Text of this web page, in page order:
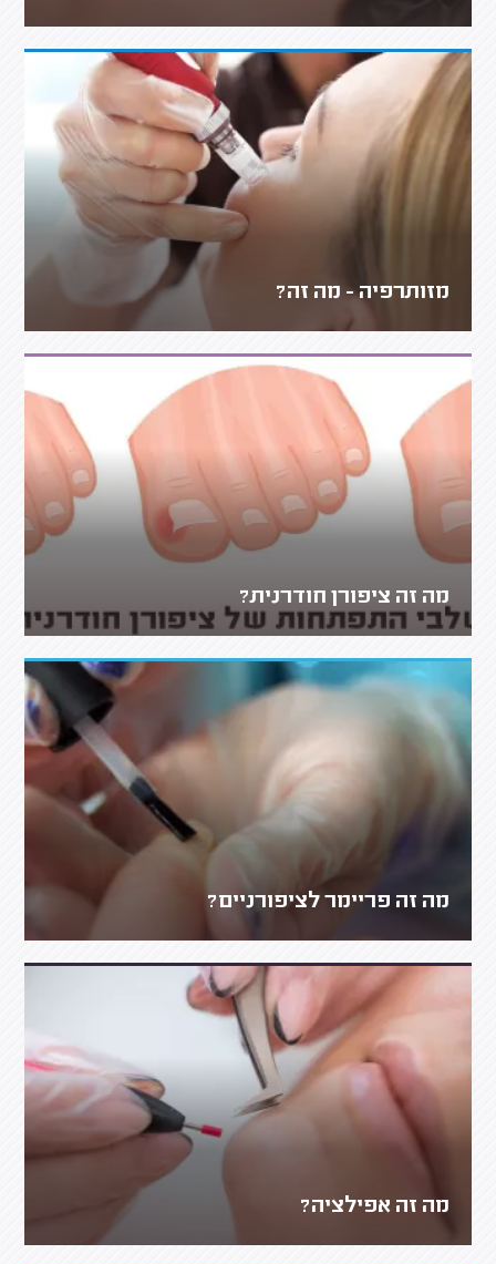
מזותרפיה - מה זה?
מה זה ציפורן חודרנית?
מה זה פריימר לציפורניים?
מה זה אפילציה?